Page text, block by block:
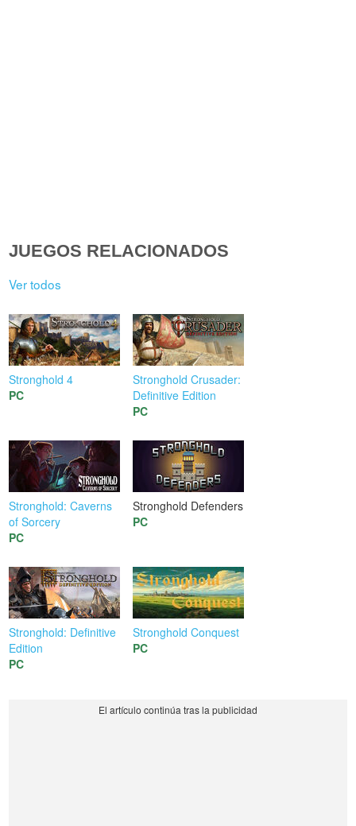
JUEGOS RELACIONADOS
Ver todos
Stronghold 4
PC
Stronghold Crusader:
Definitive Edition
PC
Stronghold: Caverns
of Sorcery
PC
Stronghold Defenders
PC
Stronghold: Definitive
Edition
PC
Stronghold Conquest
PC